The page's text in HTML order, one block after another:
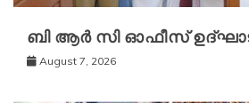
ബി ആർ സി ഓഫീസ്
August 7, 2026